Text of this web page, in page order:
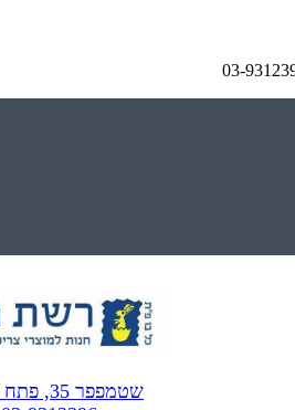
שטמפפר 35, פתח תקווה